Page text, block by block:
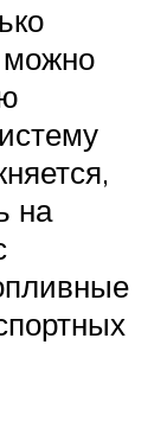
можно
на